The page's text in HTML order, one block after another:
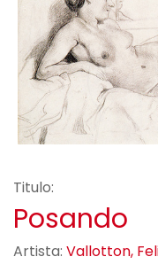
Titulo:
Posando
Artista: Vallotton,